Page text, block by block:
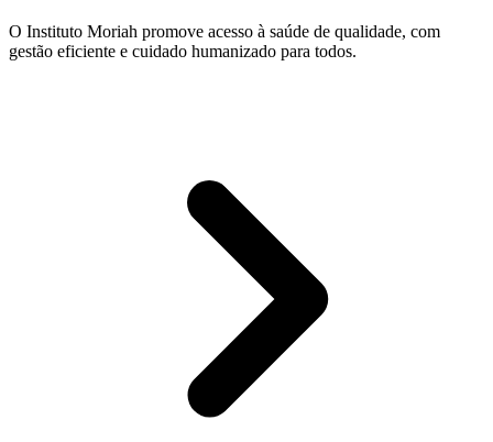
O Instituto Moriah promove acesso à saúde de qualidade, com
gestão eficiente e cuidado humanizado para todos.